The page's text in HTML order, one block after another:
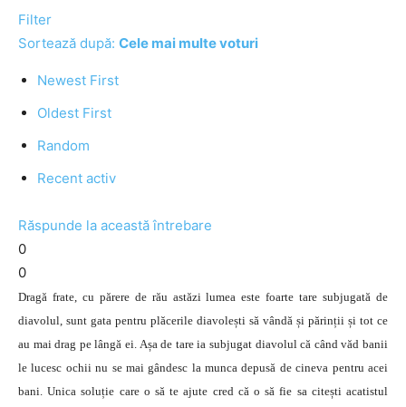
Filter
Sortează după: Cele mai multe voturi
Newest First
Oldest First
Random
Recent activ
Răspunde la această întrebare
0
0
Dragă frate, cu părere de rău astăzi lumea este foarte tare subjugată de
diavolul, sunt gata pentru plăcerile diavolești să vândă și părinții și tot ce
au mai drag pe lângă ei. Așa de tare ia subjugat diavolul că când văd banii
le lucesc ochii nu se mai gândesc la munca depusă de cineva pentru acei
bani. Unica soluție care o să te ajute cred că o să fie sa citești acatistul